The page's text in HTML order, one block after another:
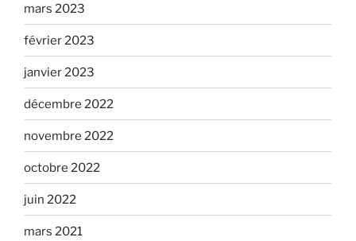
mars 2023
février 2023
janvier 2023
décembre 2022
novembre 2022
octobre 2022
juin 2022
mars 2021